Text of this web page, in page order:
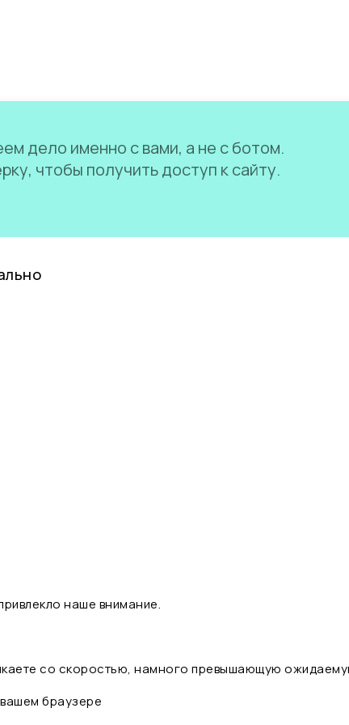
дело именно с вами, а не с ботом.
чтобы получить доступ к сайту.
наше внимание.
со скоростью, намного превышающую
браузере